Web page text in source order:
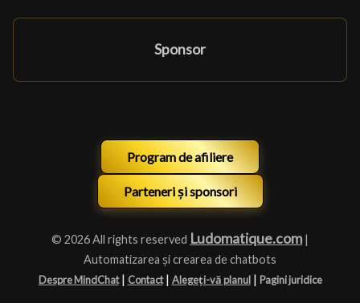
Sponsor
Program de afiliere
Parteneri și sponsori
© 2026 All rights reserved Ludomatique.com |
Automatizarea și crearea de chatbots
Despre MindChat | Contact | Alegeți-vă planul | Pagini juridice